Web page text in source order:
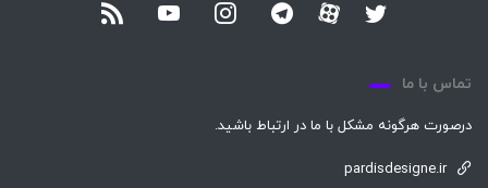
تماس با ما
درصورت هرگونه مشکل با ما در ارتباط باشید.
pardisdesigne.ir